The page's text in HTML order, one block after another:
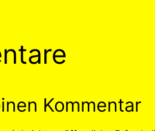
Kommentar